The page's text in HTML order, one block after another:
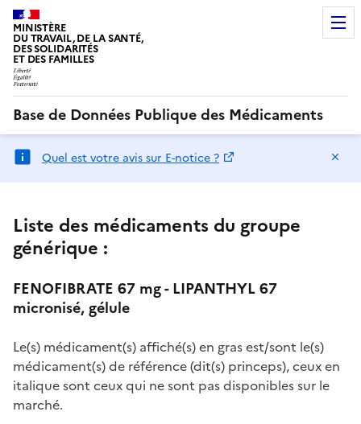
MINISTÈRE
DU TRAVAIL, DE LA SANTÉ,
DES SOLIDARITÉS
ET DES FAMILLES
Base de Données Publique des Médicaments
Quel est votre avis sur E-notice ?
Liste des médicaments du groupe
générique :
FENOFIBRATE 67 mg - LIPANTHYL 67
micronisé, gélule
Le(s) médicament(s) affiché(s) en gras est/sont le(s)
médicament(s) de référence (dit(s) princeps), ceux en
italique sont ceux qui ne sont pas disponibles sur le
marché.